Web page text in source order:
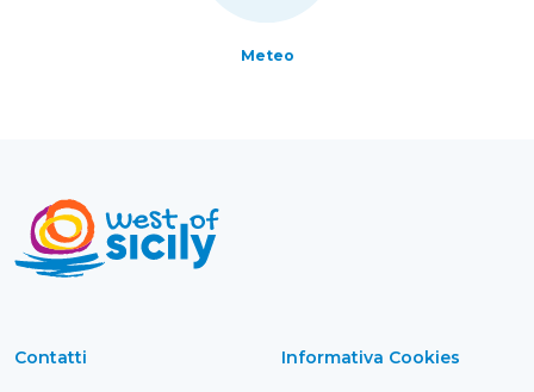
Meteo
Contatti Informativa Cookies